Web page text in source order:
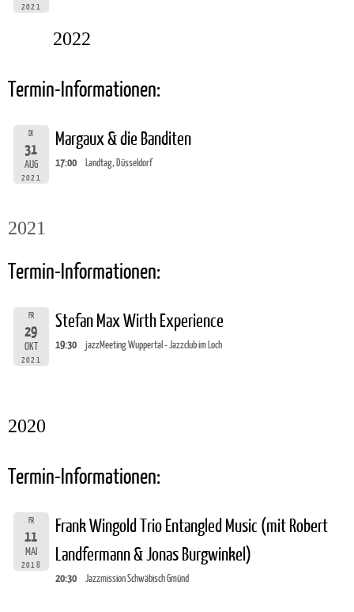
2021
2022
Termin-Informationen:
DI
31
AUG
2021
Margaux & die Banditen
17:00 Landtag, Düsseldorf
2021
Termin-Informationen:
FR
29
OKT
2021
Stefan Max Wirth Experience
19:30 jazzMeeting Wuppertal - Jazzclub im Loch
2020
Termin-Informationen:
FR
11
MAI
2018
Frank Wingold Trio Entangled Music (mit Robert
Landfermann & Jonas Burgwinkel)
20:30 Jazzmission Schwäbisch Gmünd